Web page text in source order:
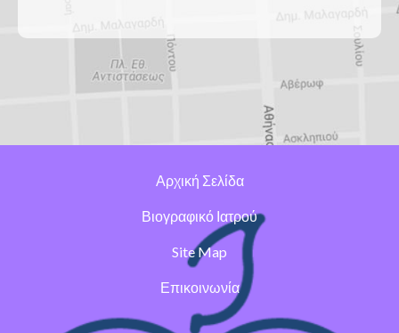
Αρχική Σελίδα
Βιογραφικό Ιατρού
Site Map
Επικοινωνία